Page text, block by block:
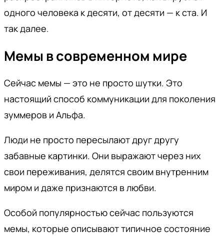
одного человека к десяти, от десяти — к ста. И
так далее.
Мемы в современном мире
Сейчас мемы — это не просто шутки. Это
настоящий способ коммуникации для поколения
зуммеров и Альфа.
Люди не просто пересылают друг другу
забавные картинки. Они выражают через них
свои переживания, делятся своим внутренним
миром и даже признаются в любви.
Особой популярностью сейчас пользуются
мемы, которые описывают типичное состояние